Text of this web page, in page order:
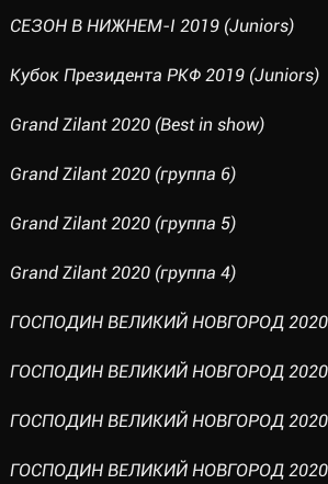
СЕЗОН В НИЖНЕМ-I 2019 (Juniors)
Кубок Президента РКФ 2019 (Juniors)
Grand Zilant 2020 (Best in show)
Grand Zilant 2020 (группа 6)
Grand Zilant 2020 (группа 5)
Grand Zilant 2020 (группа 4)
ГОСПОДИН ВЕЛИКИЙ НОВГОРОД 2020
ГОСПОДИН ВЕЛИКИЙ НОВГОРОД 2020
ГОСПОДИН ВЕЛИКИЙ НОВГОРОД 2020
ГОСПОДИН ВЕЛИКИЙ НОВГОРОД 2020